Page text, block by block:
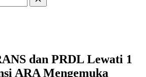
dan PRDL Lewati 1
ARA Mengemuka